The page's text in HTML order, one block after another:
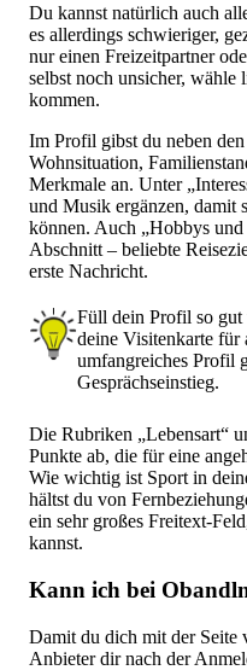
Du kannst natürlich auch
es allerdings schwieriger,
nur einen Freizeitpartner
selbst noch unsicher,
kommen.
Im Profil gibst du neben
Wohnsituation,
Merkmale an. Unter
und Musik ergänzen, damit
können. Auch „Hobbys und
Abschnitt – beliebte
erste Nachricht.
Füll dein Profil so gut
deine Visitenkarte für
umfangreiches Profil
Gesprächseinstieg.
Die Rubriken „Lebensart“
Punkte ab, die für eine
Wie wichtig ist Sport in
hältst du von
ein sehr großes Freitext-
kannst.
Kann ich bei
Damit du dich mit der Seite
Anbieter dir nach der